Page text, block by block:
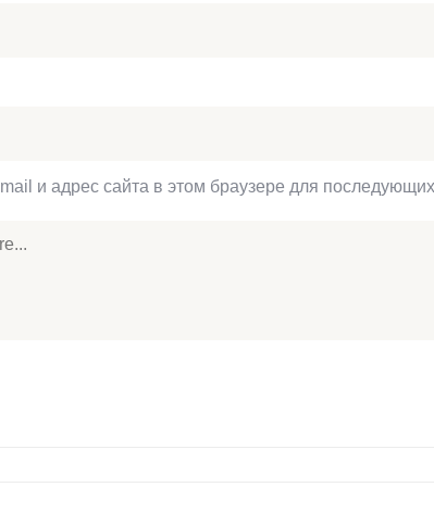
и адрес сайта в этом браузере для